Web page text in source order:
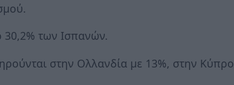
30,2% των Ισπανών.
στην Ολλανδία με 13%, στην Κύπρο